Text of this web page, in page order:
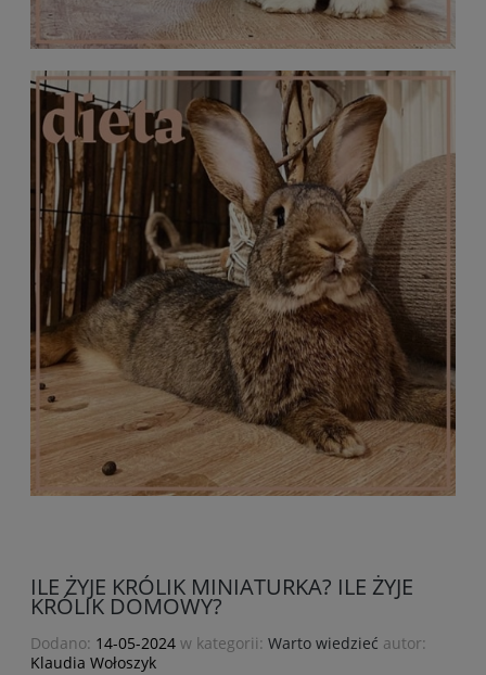
ILE ŻYJE KRÓLIK MINIATURKA? ILE ŻYJE
KRÓLIK DOMOWY?
Dodano: 14-05-2024 w kategorii: Warto wiedzieć autor:
Klaudia Wołoszyk